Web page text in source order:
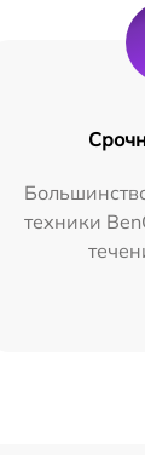
техники